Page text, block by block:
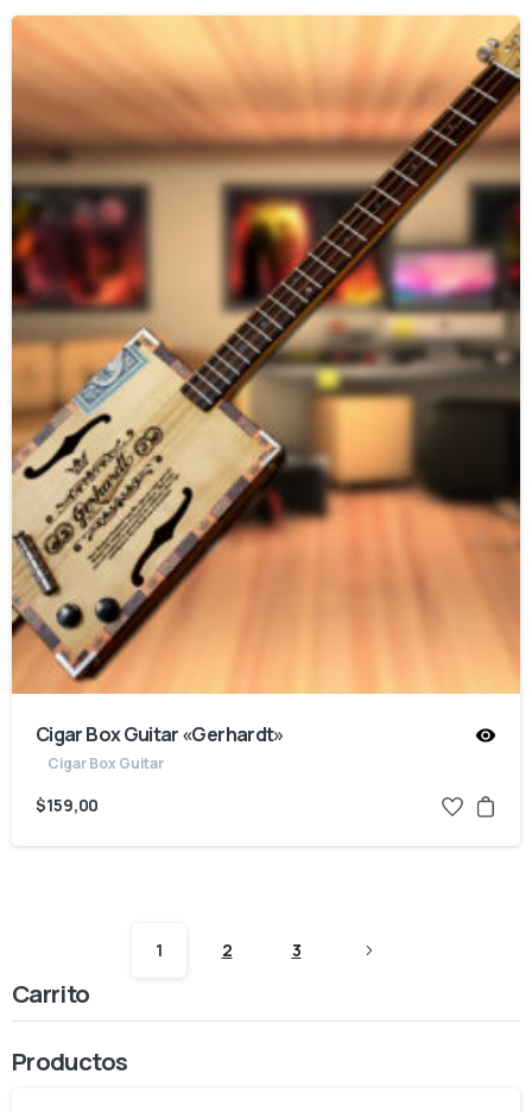
Cigar Box Guitar «Gerhardt»
Cigar Box Guitar
$159,00
1 2 3
Carrito
Productos